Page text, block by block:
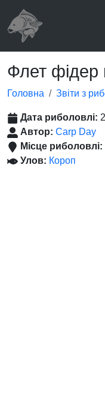
Флет фідер
Головна Звіти з
Дата риболовлі:
Автор: Carp Day
Місце риболовлі:
Улов: Короп